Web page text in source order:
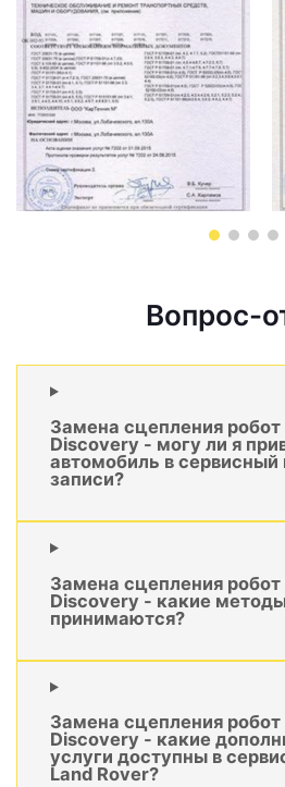
Вопрос-
Замена сцепления робот
Discovery - могу ли я
автомобиль в сервисный
записи?
Замена сцепления робот
Discovery - какие
принимаются?
Замена сцепления робот
Discovery - какие
услуги доступны в
Land Rover?